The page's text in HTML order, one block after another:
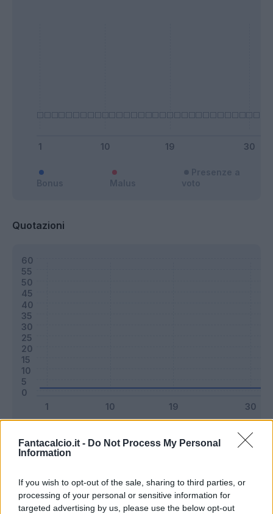
Fantacalcio.it - Do Not Process My Personal
Information
If you wish to opt-out of the sale, sharing to third parties, or
processing of your personal or sensitive information for
targeted advertising by us, please use the below opt-out
Quotazioni
Riepilogo stagione
Titolare 0 - 0